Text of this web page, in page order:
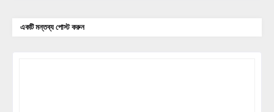
একটি মন্তব্য পোস্ট করুন